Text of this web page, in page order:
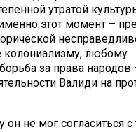
утратой
этот момент –
колониализму, любому
за права народов
Валиди на
не мог согласиться с